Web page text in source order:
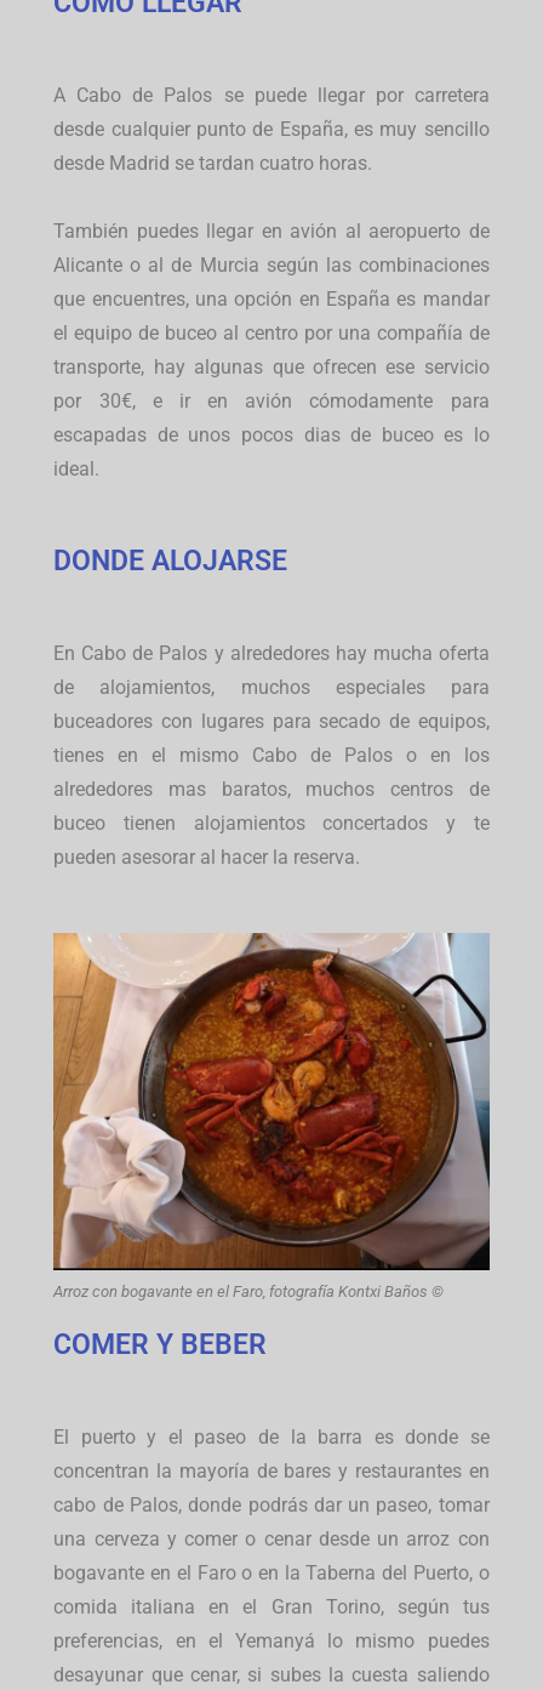
A Cabo de Palos se puede llegar por carretera
desde cualquier punto de España, es muy sencillo
desde Madrid se tardan cuatro horas.
También puedes llegar en avión al aeropuerto de
Alicante o al de Murcia según las combinaciones
que encuentres, una opción en España es mandar
el equipo de buceo al centro por una compañía de
transporte, hay algunas que ofrecen ese servicio
por 30€, e ir en avión cómodamente para
escapadas de unos pocos dias de buceo es lo
ideal.
DONDE ALOJARSE
En Cabo de Palos y alrededores hay mucha oferta
de alojamientos, muchos especiales para
buceadores con lugares para secado de equipos,
tienes en el mismo Cabo de Palos o en los
alrededores mas baratos, muchos centros de
buceo tienen alojamientos concertados y te
pueden asesorar al hacer la reserva.
Arroz con bogavante en el Faro, fotografía Kontxi Baños ©
COMER Y BEBER
El puerto y el paseo de la barra es donde se
concentran la mayoría de bares y restaurantes en
cabo de Palos, donde podrás dar un paseo, tomar
una cerveza y comer o cenar desde un arroz con
bogavante en el Faro o en la Taberna del Puerto, o
comida italiana en el Gran Torino, según tus
preferencias, en el Yemanyá lo mismo puedes
desayunar que cenar, si subes la cuesta saliendo